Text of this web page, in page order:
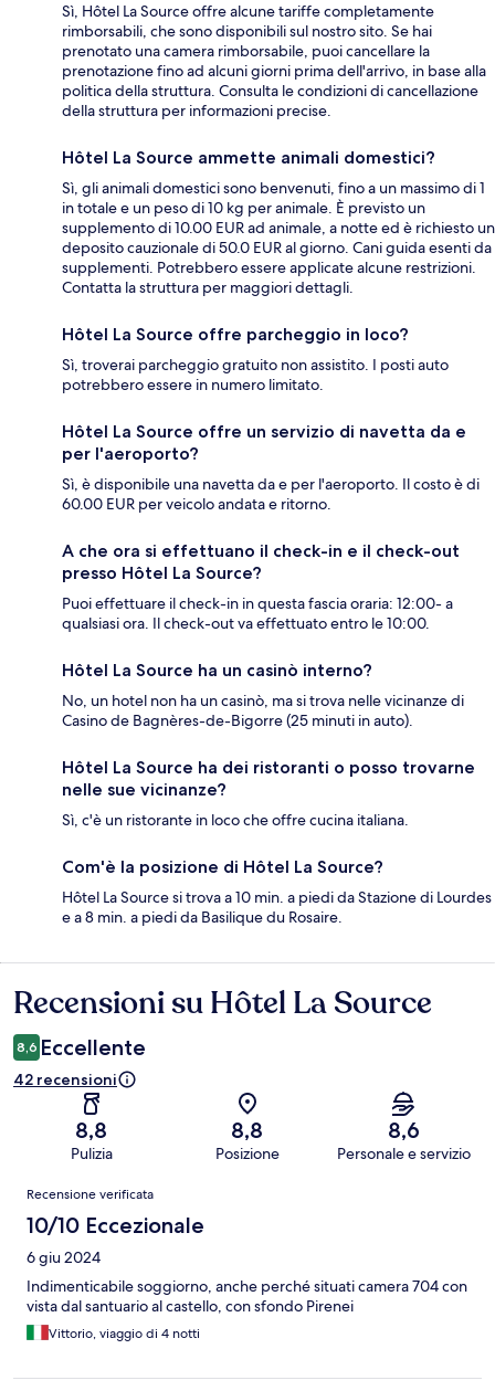
Sì, Hôtel La Source offre alcune tariffe completamente
rimborsabili, che sono disponibili sul nostro sito. Se hai
prenotato una camera rimborsabile, puoi cancellare la
prenotazione fino ad alcuni giorni prima dell'arrivo, in base alla
politica della struttura. Consulta le condizioni di cancellazione
della struttura per informazioni precise.
Hôtel La Source ammette animali domestici?
Sì, gli animali domestici sono benvenuti, fino a un massimo di 1
in totale e un peso di 10 kg per animale. È previsto un
supplemento di 10.00 EUR ad animale, a notte ed è richiesto un
deposito cauzionale di 50.0 EUR al giorno. Cani guida esenti da
supplementi. Potrebbero essere applicate alcune restrizioni.
Contatta la struttura per maggiori dettagli.
Hôtel La Source offre parcheggio in loco?
Sì, troverai parcheggio gratuito non assistito. I posti auto
potrebbero essere in numero limitato.
Hôtel La Source offre un servizio di navetta da e
per l'aeroporto?
Sì, è disponibile una navetta da e per l'aeroporto. Il costo è di
60.00 EUR per veicolo andata e ritorno.
A che ora si effettuano il check-in e il check-out
presso Hôtel La Source?
Puoi effettuare il check-in in questa fascia oraria: 12:00- a
qualsiasi ora. Il check-out va effettuato entro le 10:00.
Hôtel La Source ha un casinò interno?
No, un hotel non ha un casinò, ma si trova nelle vicinanze di
Casino de Bagnères-de-Bigorre (25 minuti in auto).
Hôtel La Source ha dei ristoranti o posso trovarne
nelle sue vicinanze?
Sì, c'è un ristorante in loco che offre cucina italiana.
Com'è la posizione di Hôtel La Source?
Hôtel La Source si trova a 10 min. a piedi da Stazione di Lourdes
e a 8 min. a piedi da Basilique du Rosaire.
Recensioni
Recensioni su Hôtel La Source
8,6 Eccellente
42 recensioni
8,8
Pulizia
8,8
Posizione
8,6
Personale e servizio
Recensioni
Recensione verificata
10/10 Eccezionale
6 giu 2024
Indimenticabile soggiorno, anche perché situati camera 704 con
vista dal santuario al castello, con sfondo Pirenei
Vittorio, viaggio di 4 notti